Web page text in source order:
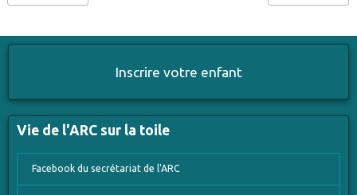
Inscrire votre enfant
Vie de l'ARC sur la toile
Facebook du secrétariat de l'ARC